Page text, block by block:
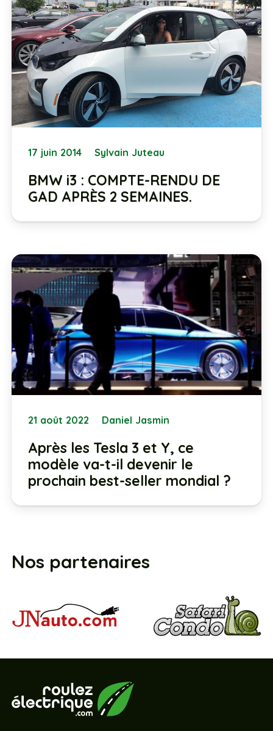
17 juin 2014 Sylvain Juteau
BMW i3 : COMPTE-RENDU DE
GAD APRÈS 2 SEMAINES.
21 août 2022 Daniel Jasmin
Après les Tesla 3 et Y, ce
modèle va-t-il devenir le
prochain best-seller mondial ?
Nos partenaires